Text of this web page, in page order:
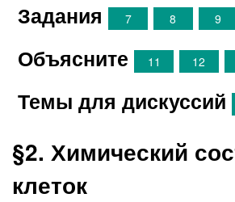
Задания 7 8 9
Объясните 11 12
Темы для дискуссий
§2. Химический
клеток